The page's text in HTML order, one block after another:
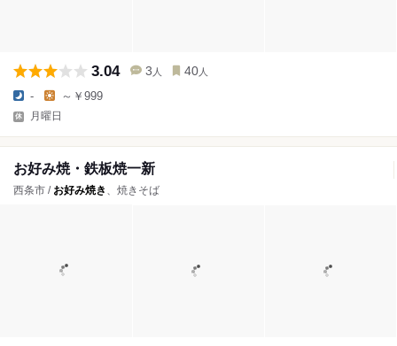
3.04 3 人 40 人
- ～￥999
月曜日
お好み焼・鉄板焼一新
西条市 / お好み焼き 、焼きそば